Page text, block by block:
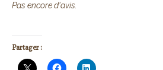
Pas encore d'avis.
Partager :